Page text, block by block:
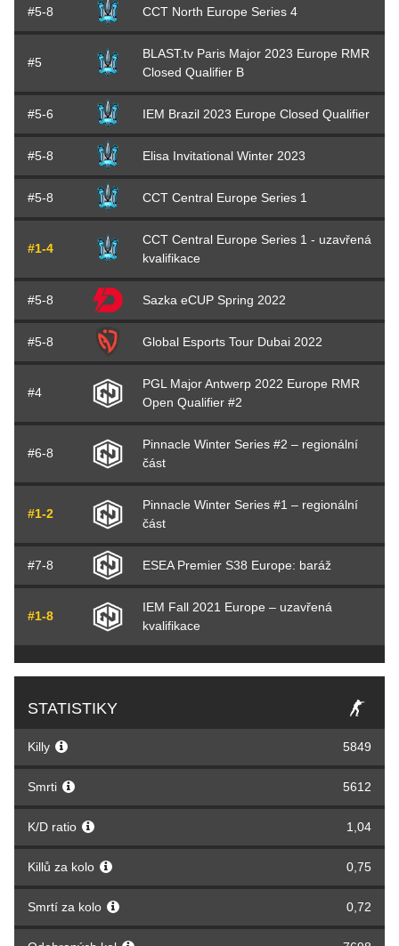
#5-8 CCT North Europe Series 4
#5
BLAST.tv Paris Major 2023 Europe RMR
Closed Qualifier B
#5-6 IEM Brazil 2023 Europe Closed Qualifier
#5-8 Elisa Invitational Winter 2023
#5-8 CCT Central Europe Series 1
#1-4
CCT Central Europe Series 1 - uzavřená
kvalifikace
#5-8 Sazka eCUP Spring 2022
#5-8 Global Esports Tour Dubai 2022
#4
PGL Major Antwerp 2022 Europe RMR
Open Qualifier #2
#6-8
Pinnacle Winter Series #2 – regionální
část
#1-2
Pinnacle Winter Series #1 – regionální
část
#7-8 ESEA Premier S38 Europe: baráž
#1-8
IEM Fall 2021 Europe – uzavřená
kvalifikace
STATISTIKY
Killy 5849
Smrti 5612
K/D ratio 1,04
Killů za kolo 0,75
Smrtí za kolo 0,72